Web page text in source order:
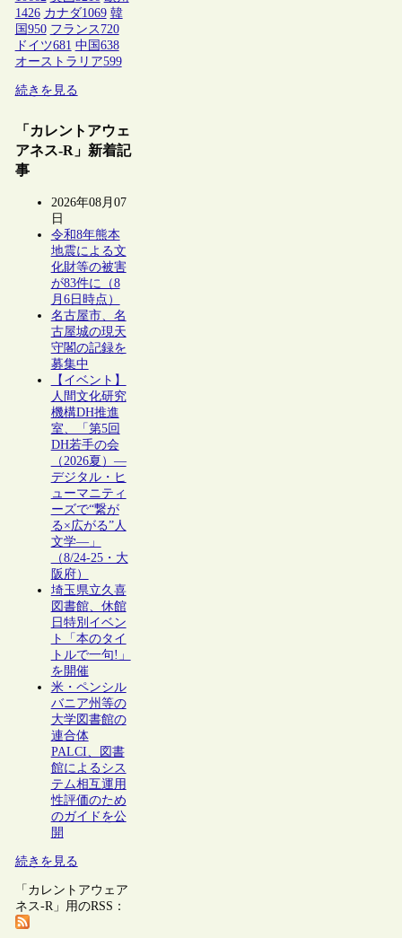
1426 カナダ1069 韓
国 950 フランス 720
ドイツ681 中国 638
オーストラリア599
続きを見る
「カレントアウェ
アネス-R」新着記
事
2026年08月07
日
令和8年熊本
地震による文
化財等の被害
が83件に（8
月6日時点）
名古屋市、名
古屋城の現天
守閣の記録を
募集中
【イベント】
人間文化研究
機構DH推進
室、「第5回
DH若手の会
（2026夏）―
デジタル・ヒ
ューマニティ
ーズで“繋が
る×広がる”人
文学―」
（8/24-25・大
阪府）
埼玉県立久喜
図書館、休館
日特別イベン
ト「本のタイ
トルで一句!」
を開催
米・ペンシル
バニア州等の
大学図書館の
連合体
PALCI、図書
館によるシス
テム相互運用
性評価のため
のガイドを公
開
続きを見る
「カレントアウェア
ネス-R」用のRSS：